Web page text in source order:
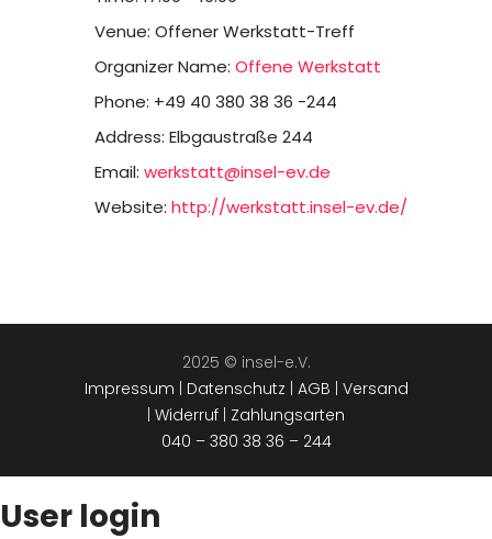
Venue: Offener Werkstatt-Treff
Organizer Name: Offene Werkstatt
Phone: +49 40 380 38 36 -244
Address: Elbgaustraße 244
Email: werkstatt@insel-ev.de
Website: http://werkstatt.insel-ev.de/
2025 © insel-e.V.
Impressum | Datenschutz | AGB | Versand
| Widerruf | Zahlungsarten
040 – 380 38 36 – 244
User login